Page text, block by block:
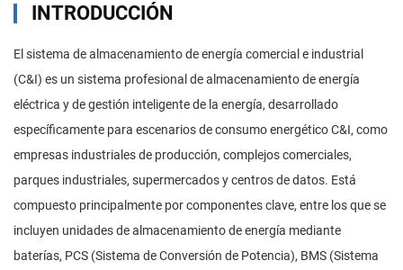
INTRODUCCIÓN
El sistema de almacenamiento de energía comercial e industrial
(C&I) es un sistema profesional de almacenamiento de energía
eléctrica y de gestión inteligente de la energía, desarrollado
específicamente para escenarios de consumo energético C&I, como
empresas industriales de producción, complejos comerciales,
parques industriales, supermercados y centros de datos. Está
compuesto principalmente por componentes clave, entre los que se
incluyen unidades de almacenamiento de energía mediante
baterías, PCS (Sistema de Conversión de Potencia), BMS (Sistema